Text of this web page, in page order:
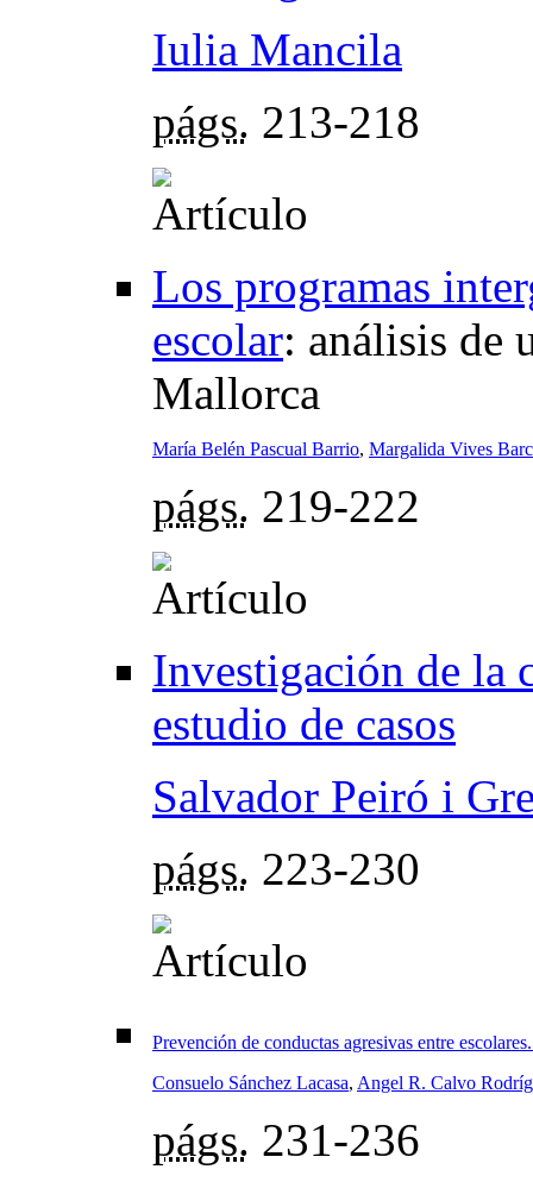
Iulia Mancila
págs. 213-218
Los programas
escolar: análisis de
Mallorca
María Belén Pascual Barrio, Margalida Vives
págs. 219-222
Investigación de la
estudio de casos
Salvador Peiró i
págs. 223-230
Prevención de conductas agresivas entre
Consuelo Sánchez Lacasa, Angel R. Calvo
págs. 231-236